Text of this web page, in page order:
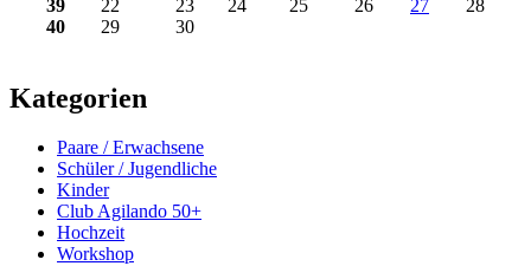
39
22 23 24 25 26 27
28
40
29 30
Kategorien
Paare / Erwachsene
Schüler / Jugendliche
Kinder
Club Agilando 50+
Hochzeit
Workshop